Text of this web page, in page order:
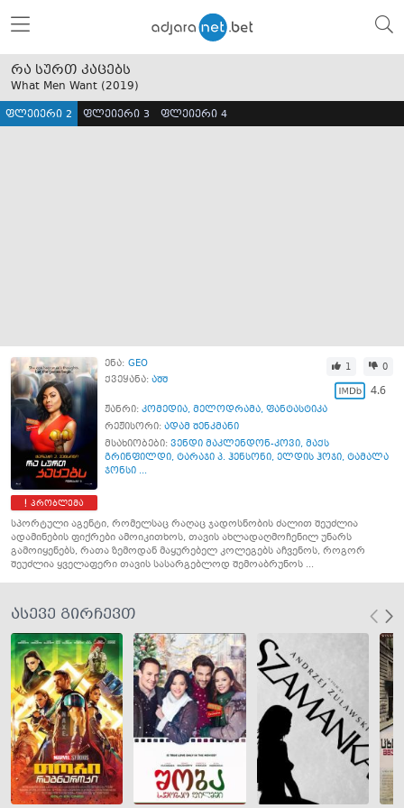
რა სურთ კაცებს
What Men Want (2019)
ფლეიერი 2 ფლეიერი 3 ფლეიერი 4
პრობლემა
ენა: GEO
ქვეყანა: აშშ
1 0
4.6
ჟანრი: კომედია, მელოდრამა, ფანტასტიკა
რეჟისორი: ადამ შენკმანი
მსახიობები: ვენდი მაკლენდონ-კოვი, მაქს
გრინფილდი, ტარაჯი პ. ჰენსონი, ელდის ჰოჯი, ტამალა
ჯონსი ...
სპორტული აგენტი, რომელსაც რაღაც ჯადოსნობის ძალით შეუძლია
ადამინების ფიქრები ამოიკითხოს, თავის ახლადაღმოჩენილ უნარს
გამოიყენებს, რათა ზემოდან მაყურებელ კოლეგებს აჩვენოს, როგორ
შეუძლია ყველაფერი თავის სასარგებლოდ შემოაბრუნოს ...
ასევე გირჩევთ